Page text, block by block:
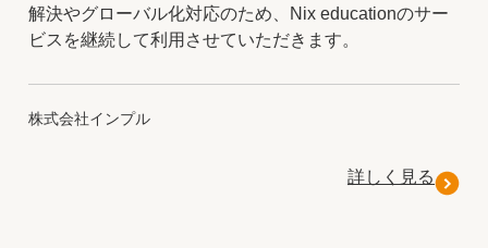
解決やグローバル化対応のため、Nix educationのサー
ビスを継続して利用させていただきます。
株式会社インプル
詳しく見る